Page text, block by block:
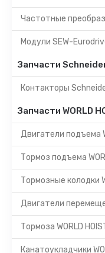
Частотные
Модули SEW-
Запчасти
Контакторы
Запчасти WORLD
Двигатели подъема
Тормоз подъема
Тормозные колодки
Двигатели
Тормоза WORLD
Канатоукладчики